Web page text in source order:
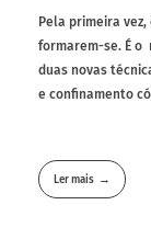
Pela primeira
formarem-se. É o
duas novas
e confinamento
Ler mais